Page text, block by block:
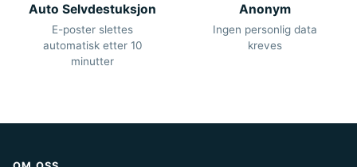
Auto Selvdestuksjon
E-poster slettes
automatisk etter 10
minutter
Anonym
Ingen personlig data
kreves